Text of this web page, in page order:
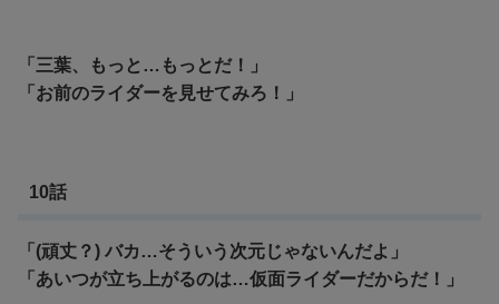
「三葉、もっと…もっとだ！」
「お前のライダーを見せてみろ！」
10話
「(頑丈？) バカ…そういう次元じゃないんだよ」
「あいつが立ち上がるのは…仮面ライダーだからだ！」